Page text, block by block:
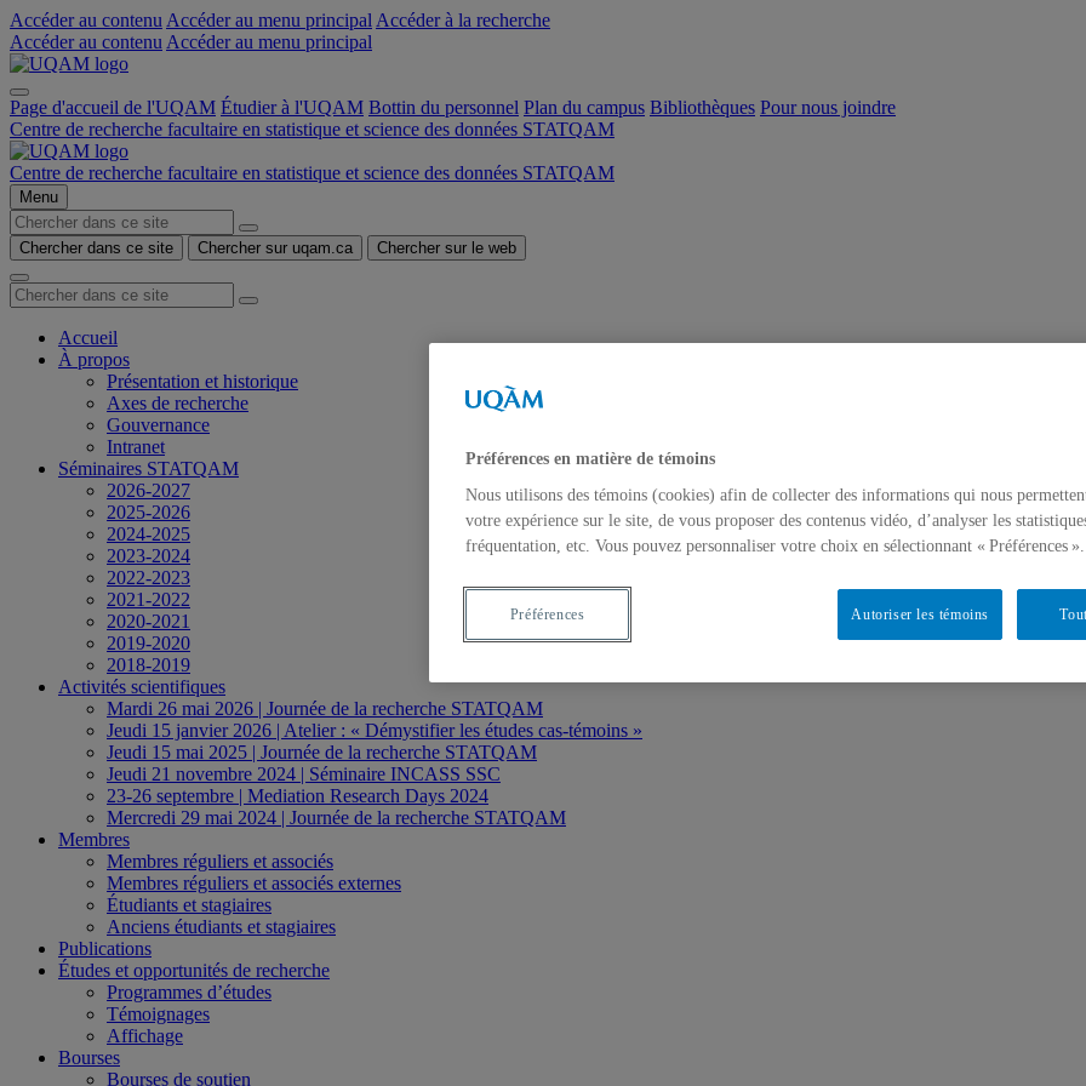
Accéder au contenu Accéder au menu principal Accéder à la recherche
Accéder au contenu Accéder au menu principal
Page d'accueil de l'UQAM Étudier à l'UQAM Bottin du personnel Plan du campus Bibliothèques Pour nous joindre
Centre de recherche facultaire en statistique et science des données STATQAM
Centre de recherche facultaire en statistique et science des données STATQAM
Menu
Chercher dans ce site Chercher sur uqam.ca Chercher sur le web
Accueil
À propos
Présentation et historique
Axes de recherche
Gouvernance
Intranet
Séminaires STATQAM
2026-2027
2025-2026
2024-2025
2023-2024
2022-2023
2021-2022
2020-2021
2019-2020
2018-2019
Activités scientifiques
Mardi 26 mai 2026 | Journée de la recherche STATQAM
Jeudi 15 janvier 2026 | Atelier : « Démystifier les études cas-témoins »
Jeudi 15 mai 2025 | Journée de la recherche STATQAM
Jeudi 21 novembre 2024 | Séminaire INCASS SSC
23-26 septembre | Mediation Research Days 2024
Mercredi 29 mai 2024 | Journée de la recherche STATQAM
Membres
Membres réguliers et associés
Membres réguliers et associés externes
Étudiants et stagiaires
Anciens étudiants et stagiaires
Publications
Études et opportunités de recherche
Programmes d’études
Témoignages
Affichage
Bourses
Bourses de soutien
Préférences en matière de témoins
Nous utilisons des témoins (cookies) afin de collecter des informations qui nous
votre expérience sur le site, de vous proposer des contenus vidéo, d’analyser les
fréquentation, etc. Vous pouvez personnaliser votre choix en sélectionnant « Préférences ».
Autoriser les témoins
Préférences